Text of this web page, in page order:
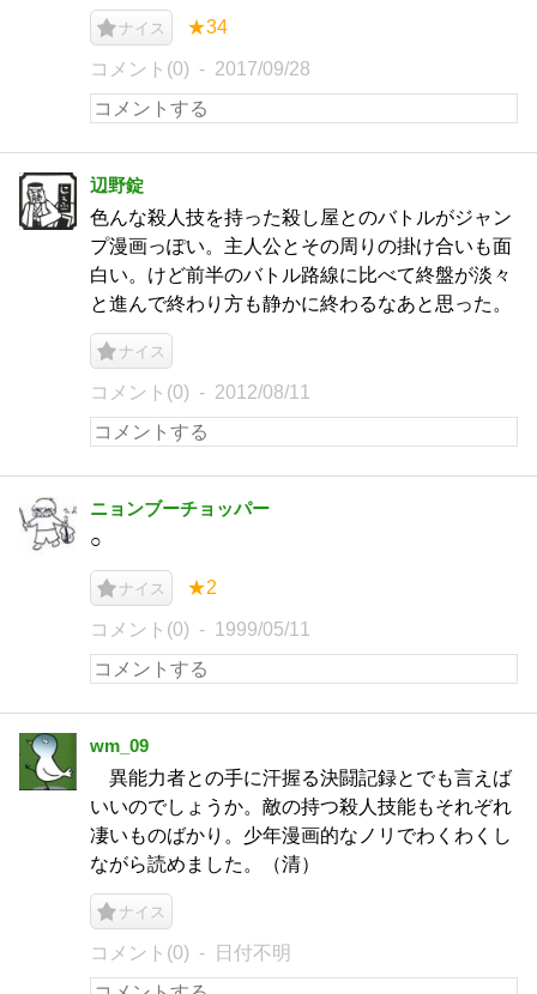
ナイス ★34
コメント(0) 2017/09/28
辺野錠
色んな殺人技を持った殺し屋とのバトルがジャン
プ漫画っぽい。主人公とその周りの掛け合いも面
白い。けど前半のバトル路線に比べて終盤が淡々
と進んで終わり方も静かに終わるなあと思った。
ナイス
コメント(0) 2012/08/11
ニョンブーチョッパー
○
ナイス ★2
コメント(0) 1999/05/11
wm_09
異能力者との手に汗握る決闘記録とでも言えば
いいのでしょうか。敵の持つ殺人技能もそれぞれ
凄いものばかり。少年漫画的なノリでわくわくし
ながら読めました。（清）
ナイス
コメント(0) 日付不明